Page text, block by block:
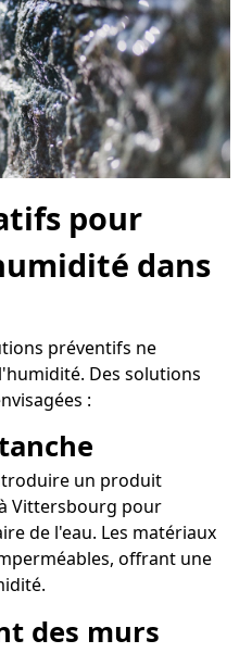
pour
dans
préventifs ne
Des solutions
:
un produit
Vittersbourg pour
de l'eau. Les matériaux
offrant une
des murs